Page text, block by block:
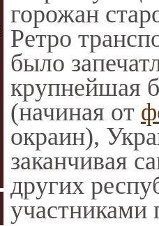
горожан
Ретро
было
крупнейшая
(начиная от
окраин),
заканчивая
других
участниками